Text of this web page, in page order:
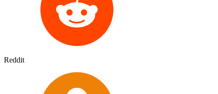
Reddit